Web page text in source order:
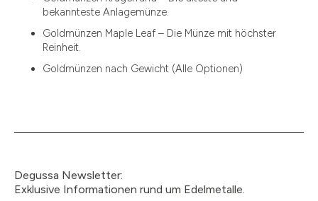
15.55
15.60
3.05
bekannteste Anlagemünze.
Goldmünzen Maple Leaf – Die Münze mit höchster
Reinheit.
Goldmünzen nach Gewicht (Alle Optionen)
Degussa Newsletter:
Exklusive Informationen rund um Edelmetalle.